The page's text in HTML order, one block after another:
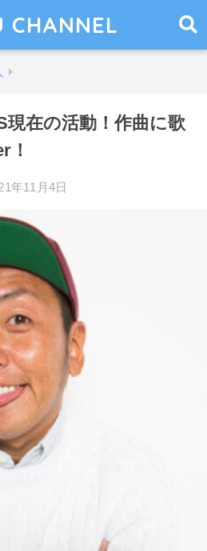
CHANNEL
現在の活動！作曲に歌
！
年11月4日